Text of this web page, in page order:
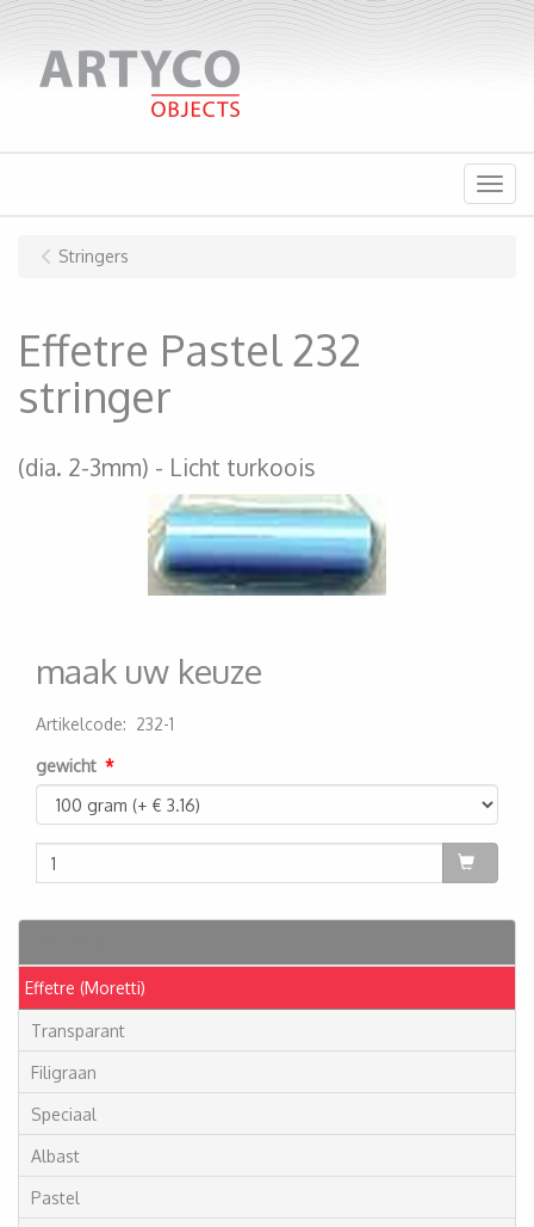
Menu
Effetre (Moretti)
Transparant
Filigraan
Speciaal
Albast
Pastel
Stringers
Effetre Pastel 232
stringer
(dia. 2-3mm) Licht turkoois
maak uw keuze
Artikelcode: 232-1
gewicht